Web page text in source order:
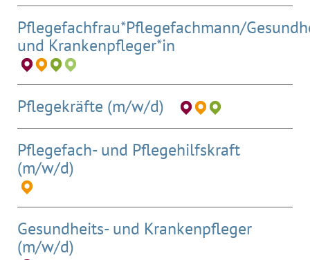
Pflegefachfrau*Pflegefachmann/
und Krankenpfleger*in
Pflegekräfte (m/w/d)
Pflegefach- und Pflegehilfskraft
(m/w/d)
Gesundheits- und Krankenpfleger
(m/w/d)